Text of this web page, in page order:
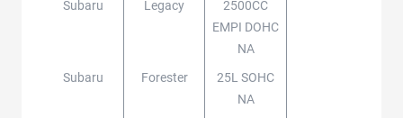
Subaru Legacy
2500CC
EMPI DOHC
NA
Subaru
Forester
25L SOHC
NA